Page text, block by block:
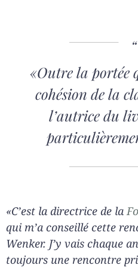
«Outre la portée
cohésion de la
l’autrice du
«C’est la directrice de la
qui m’a conseillé cette
Wenker. J’y vais chaque
toujours une rencontre